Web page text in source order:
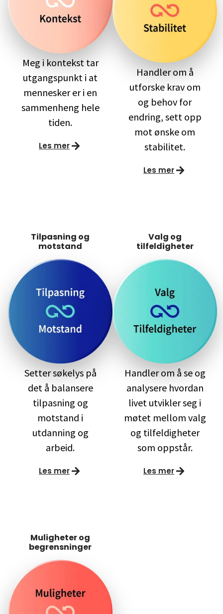
Meg i kontekst tar
utgangspunkt i at
mennesker er i en
sammenheng hele
tiden.
Les mer
Handler om å
utforske krav om
og behov for
endring, sett opp
mot ønske om
stabilitet.
Les mer
Tilpasning og
motstand
Setter søkelys på
det å balansere
tilpasning og
motstand i
utdanning og
arbeid.
Les mer
Valg og
tilfeldigheter
Handler om å se og
analysere hvordan
livet utvikler seg i
møtet mellom valg
og tilfeldigheter
som oppstår.
Les mer
Muligheter og
begrensninger